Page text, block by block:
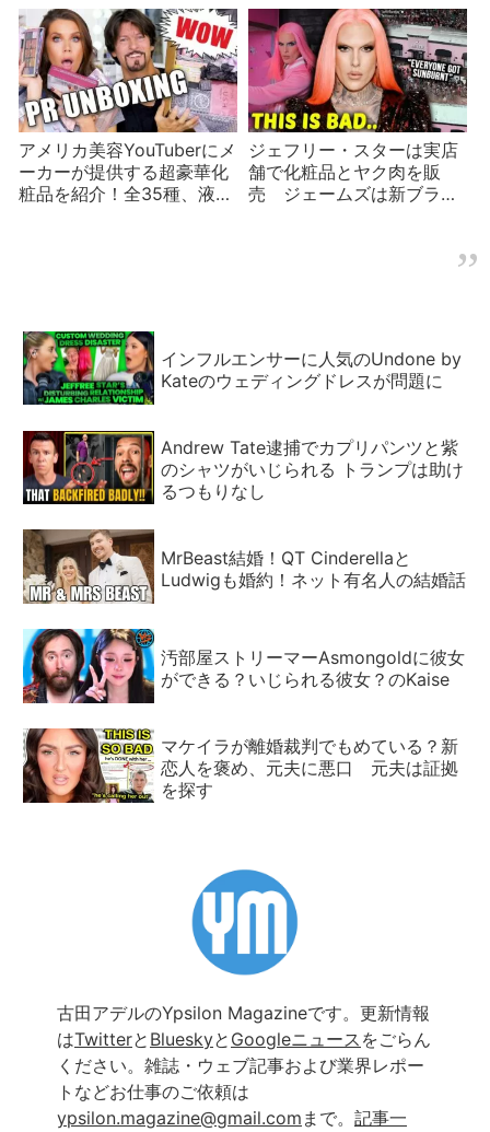
アメリカ美容YouTuberにメ
ーカーが提供する超豪華化
粧品を紹介！全35種、液晶
ジェフリー・スターは実店
舗で化粧品とヤク肉を販
売 ジェームズは新ブラン
インフルエンサーに人気のUndone by
Kateのウェディングドレスが問題に
Andrew Tate逮捕でカプリパンツと紫
のシャツがいじられる トランプは助け
るつもりなし
MrBeast結婚！QT Cinderellaと
Ludwigも婚約！ネット有名人の結婚話
汚部屋ストリーマーAsmongoldに彼女
ができる？いじられる彼女？のKaise
マケイラが離婚裁判でもめている？新
恋人を褒め、元夫に悪口 元夫は証拠
を探す
古田アデルのYpsilon Magazineです。更新情報
はTwitterと Blueskyと Googleニュース をごらん
ください。雑誌・ウェブ記事および業界レポー
トなどお仕事のご依頼は
ypsilon.magazine@gmail.com まで。 記事一